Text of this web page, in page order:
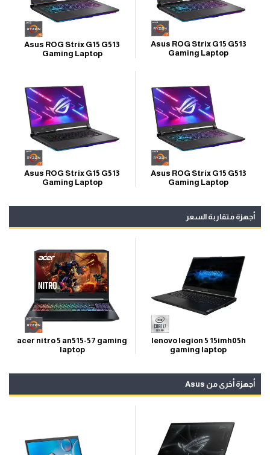
Asus ROG Strix G15 G513
Gaming Laptop
Asus ROG Strix G15 G513
Gaming Laptop
Asus ROG Strix G15 G513
Gaming Laptop
Asus ROG Strix G15 G513
Gaming Laptop
أجهزة متقاربة السعر
lenovo legion 5 15imh05h
gaming laptop
acer nitro 5 an515-57 gaming
laptop
أجهزة أخرى من Asus